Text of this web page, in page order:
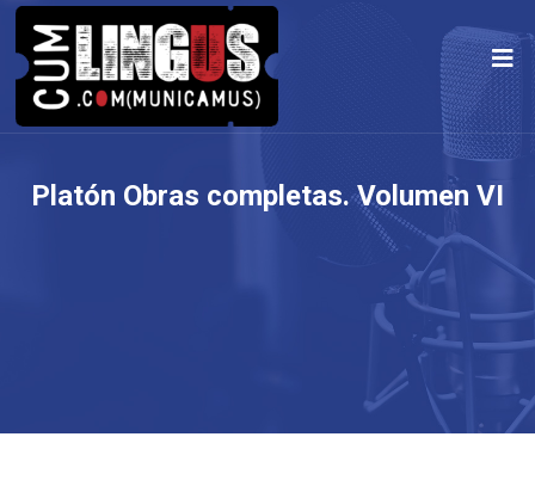
Platón Obras completas. Volumen VI